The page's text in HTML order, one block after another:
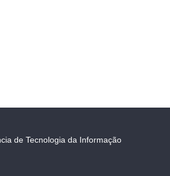
de Tecnologia da Informação